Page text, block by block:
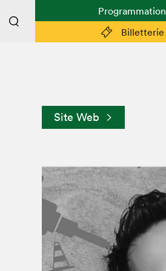
Billetterie
Programmation
Plan du Salon
Préparer sa visite
Espace exposant·e·s
Espace enseignant·e·s
Espace participant⋅e⋅s
Espace Salon dans la ville
Espace bénévoles
Devenir bénévole
Site Web